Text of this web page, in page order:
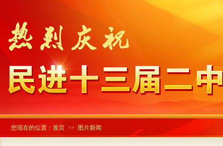
您现在的位置： 首页 >> 图片新闻